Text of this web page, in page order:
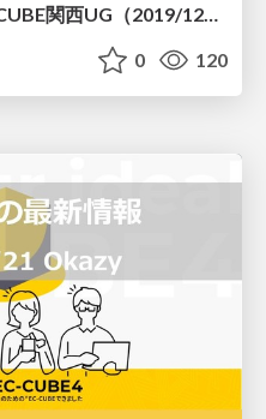
EC-CUBEの最新情報 | EC-CUBE関西UG（2019/12/19）
0 120